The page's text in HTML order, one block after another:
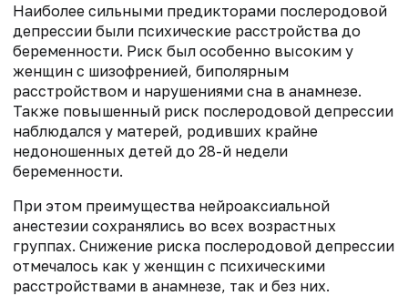
Наиболее сильными предикторами послеродовой
депрессии были психические расстройства до
беременности. Риск был особенно высоким у
женщин с шизофренией, биполярным
расстройством и нарушениями сна в анамнезе.
Также повышенный риск послеродовой депрессии
наблюдался у матерей, родивших крайне
недоношенных детей до 28-й недели
беременности.
При этом преимущества нейроаксиальной
анестезии сохранялись во всех возрастных
группах. Снижение риска послеродовой депрессии
отмечалось как у женщин с психическими
расстройствами в анамнезе, так и без них.